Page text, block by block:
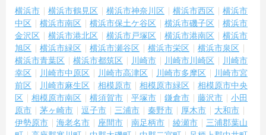
・施設内には看護師が24時間常駐しており、急変時の対応や専門的
な医療処置は看護師が担当するため負担が減ります
・介護スタッフと看護スタッフの比率が1対1で相談しやすく、初任
者研修や実務者研修からでも着実に専門性を高められます
＜残業月7時間以下で身体の負担を軽減！＞
・常勤で働くスタッフの比率が90パーセント以上と高く、急なシフ
ト変更や無理な長時間勤務が発生しにくい人員体制です
・訪問スケジュールに沿って施設内でのケアを行うため、月平均の
残業時間は5時間から7時間程度とかなり少なめに抑えられます
・夜勤明けの翌日は原則としてお休みとなるシフト編成が組まれて
おり、しっかりと休息を取りながら長期的な就業が可能です
＜評価制度でキャリアアップ＞
横浜市 横浜市鶴見区 横浜市神奈川区 横浜市西区
横浜市
中区
横浜市南区 横浜市保土ケ谷区 横浜市磯子区
横浜市
金沢区
横浜市港北区 横浜市戸塚区 横浜市港南区
横浜市
旭区
横浜市緑区 横浜市瀬谷区 横浜市栄区
横浜市泉区
横浜市青葉区
横浜市都筑区 川崎市 川崎市川崎区
川崎市
幸区
川崎市中原区 川崎市高津区 川崎市多摩区
川崎市宮
前区
川崎市麻生区 相模原市 相模原市緑区
相模原市中央
区
相模原市南区 横須賀市 平塚市 鎌倉市 藤沢市
小田
原市
茅ヶ崎市 逗子市 三浦市 秦野市 厚木市
大和市
伊勢原市
海老名市 座間市 南足柄市 綾瀬市
三浦郡葉山